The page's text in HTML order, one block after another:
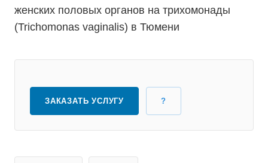
женских половых органов на трихомонады
(Trichomonas vaginalis) в Тюмени
ЗАКАЗАТЬ УСЛУГУ ?